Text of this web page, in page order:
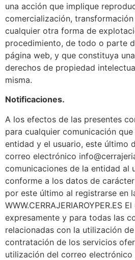
una acción que implique
comercialización, transformación
cualquier otra forma de
procedimiento, de todo o parte
página web, y que constituya
derechos de propiedad
misma.
Notificaciones.
A los efectos de las presentes
para cualquier comunicación
entidad y el usuario, este último
correo electrónico
comunicaciones de la entidad al
conforme a los datos de
por este último al registrarse en
WWW.CERRAJERIAROYPER.ES
expresamente y para todas las
relacionadas con la utilización
contratación de los servicios
utilización del correo